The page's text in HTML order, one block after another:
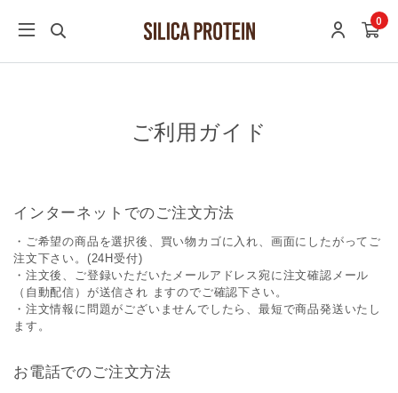
0
ご利用ガイド
インターネットでのご注文方法
・ご希望の商品を選択後、買い物カゴに入れ、画面にしたがってご
注文下さい。(24H受付)
・注文後、ご登録いただいたメールアドレス宛に注文確認メール
（自動配信）が送信され ますのでご確認下さい。
・注文情報に問題がございませんでしたら、最短で商品発送いたし
ます。
お電話でのご注文方法